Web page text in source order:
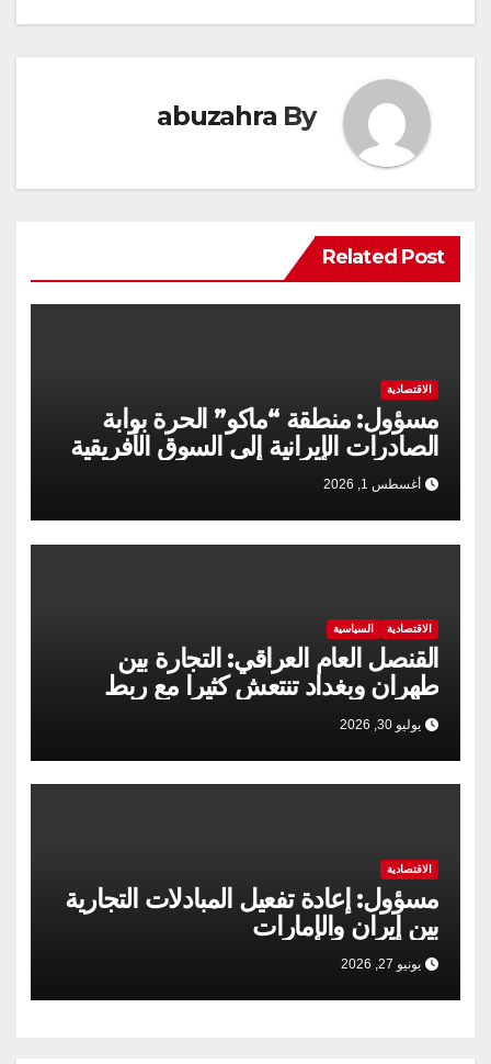
By
abuzahra
Related Post
الاقتصادية
مسؤول: منطقة “ماكو” الحرة بوابة
الصادرات الإيرانية إلى السوق الأفريقية
أغسطس 1, 2026
الاقتصادية السياسية
القنصل العام العراقي: التجارة بين
طهران وبغداد تنتعش كثيرا مع ربط
السكك الحديدية
يوليو 30, 2026
الاقتصادية
مسؤول: إعادة تفعيل المبادلات التجارية
بين إيران والإمارات
يونيو 27, 2026